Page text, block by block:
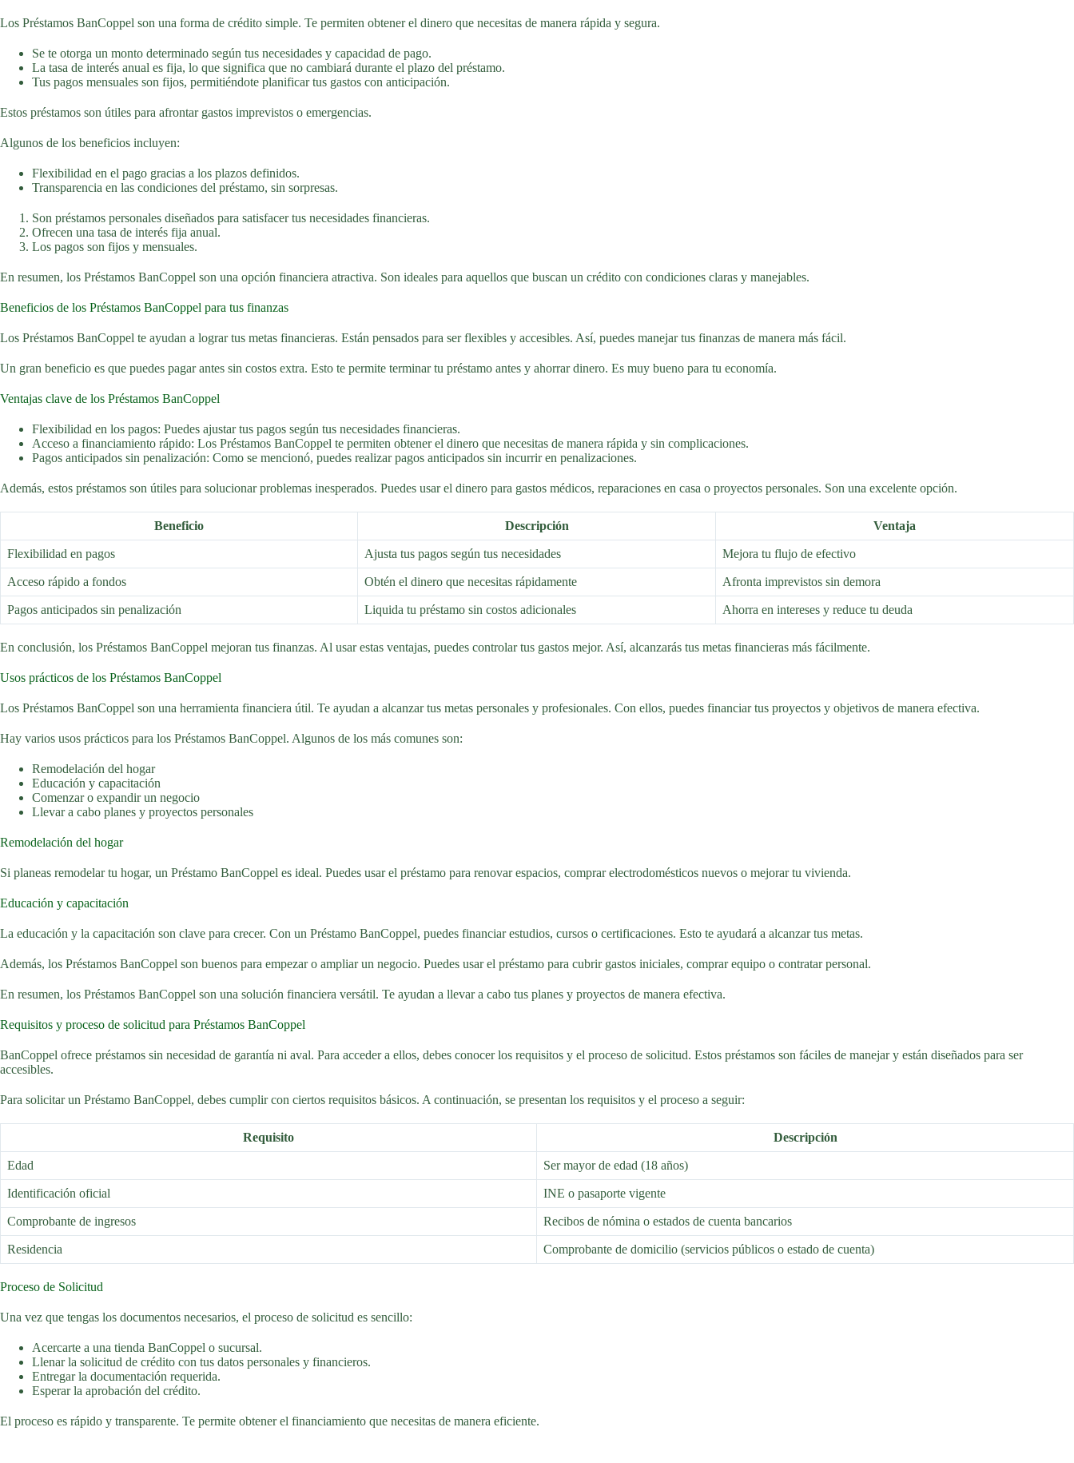
Los Préstamos BanCoppel son una forma de crédito simple. Te permiten obtener el dinero que necesitas de manera rápida y segura.
Se te otorga un monto determinado según tus necesidades y capacidad de pago.
La tasa de interés anual es fija, lo que significa que no cambiará durante el plazo del préstamo.
Tus pagos mensuales son fijos, permitiéndote planificar tus gastos con anticipación.
Estos préstamos son útiles para afrontar gastos imprevistos o emergencias.
Algunos de los beneficios incluyen:
Flexibilidad en el pago gracias a los plazos definidos.
Transparencia en las condiciones del préstamo, sin sorpresas.
Son préstamos personales diseñados para satisfacer tus necesidades financieras.
Ofrecen una tasa de interés fija anual.
Los pagos son fijos y mensuales.
En resumen, los Préstamos BanCoppel son una opción financiera atractiva. Son ideales para aquellos que buscan un crédito con condiciones claras y manejables.
Beneficios de los Préstamos BanCoppel para tus finanzas
Los Préstamos BanCoppel te ayudan a lograr tus metas financieras. Están pensados para ser flexibles y accesibles. Así, puedes manejar tus finanzas de manera más fácil.
Un gran beneficio es que puedes pagar antes sin costos extra. Esto te permite terminar tu préstamo antes y ahorrar dinero. Es muy bueno para tu economía.
Ventajas clave de los Préstamos BanCoppel
Flexibilidad en los pagos: Puedes ajustar tus pagos según tus necesidades financieras.
Acceso a financiamiento rápido: Los Préstamos BanCoppel te permiten obtener el dinero que necesitas de manera rápida y sin complicaciones.
Pagos anticipados sin penalización: Como se mencionó, puedes realizar pagos anticipados sin incurrir en penalizaciones.
Además, estos préstamos son útiles para solucionar problemas inesperados. Puedes usar el dinero para gastos médicos, reparaciones en casa o proyectos personales. Son una excelente opción.
Beneficio Descripción Ventaja
Flexibilidad en pagos Ajusta tus pagos según tus necesidades Mejora tu flujo de efectivo
Acceso rápido a fondos Obtén el dinero que necesitas rápidamente Afronta imprevistos sin demora
Pagos anticipados sin penalización Liquida tu préstamo sin costos adicionales Ahorra en intereses y reduce tu deuda
En conclusión, los Préstamos BanCoppel mejoran tus finanzas. Al usar estas ventajas, puedes controlar tus gastos mejor. Así, alcanzarás tus metas financieras más fácilmente.
Usos prácticos de los Préstamos BanCoppel
Los Préstamos BanCoppel son una herramienta financiera útil. Te ayudan a alcanzar tus metas personales y profesionales. Con ellos, puedes financiar tus proyectos y objetivos de manera efectiva.
Hay varios usos prácticos para los Préstamos BanCoppel. Algunos de los más comunes son:
Remodelación del hogar
Educación y capacitación
Comenzar o expandir un negocio
Llevar a cabo planes y proyectos personales
Remodelación del hogar
Si planeas remodelar tu hogar, un Préstamo BanCoppel es ideal. Puedes usar el préstamo para renovar espacios, comprar electrodomésticos nuevos o mejorar tu vivienda.
Educación y capacitación
La educación y la capacitación son clave para crecer. Con un Préstamo BanCoppel, puedes financiar estudios, cursos o certificaciones. Esto te ayudará a alcanzar tus metas.
Además, los Préstamos BanCoppel son buenos para empezar o ampliar un negocio. Puedes usar el préstamo para cubrir gastos iniciales, comprar equipo o contratar personal.
En resumen, los Préstamos BanCoppel son una solución financiera versátil. Te ayudan a llevar a cabo tus planes y proyectos de manera efectiva.
Requisitos y proceso de solicitud para Préstamos BanCoppel
BanCoppel ofrece préstamos sin necesidad de garantía ni aval. Para acceder a ellos, debes conocer los requisitos y el proceso de solicitud. Estos préstamos son fáciles de manejar y están diseñados para ser
accesibles.
Para solicitar un Préstamo BanCoppel, debes cumplir con ciertos requisitos básicos. A continuación, se presentan los requisitos y el proceso a seguir:
Requisito Descripción
Edad Ser mayor de edad (18 años)
Identificación oficial INE o pasaporte vigente
Comprobante de ingresos Recibos de nómina o estados de cuenta bancarios
Residencia Comprobante de domicilio (servicios públicos o estado de cuenta)
Proceso de Solicitud
Una vez que tengas los documentos necesarios, el proceso de solicitud es sencillo:
Acercarte a una tienda BanCoppel o sucursal.
Llenar la solicitud de crédito con tus datos personales y financieros.
Entregar la documentación requerida.
Esperar la aprobación del crédito.
El proceso es rápido y transparente. Te permite obtener el financiamiento que necesitas de manera eficiente.